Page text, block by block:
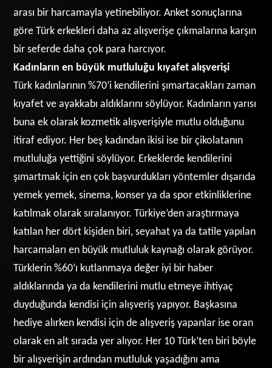
arası bir harcamayla yetinebiliyor. Anket sonuçlarına
göre Türk erkekleri daha az alışverişe çıkmalarına karşın
bir seferde daha çok para harcıyor.
Kadınların en büyük mutluluğu kıyafet alışverişi
Türk kadınlarının %70’i kendilerini şımartacakları zaman
kıyafet ve ayakkabı aldıklarını söylüyor. Kadınların yarısı
buna ek olarak kozmetik alışverişiyle mutlu olduğunu
itiraf ediyor. Her beş kadından ikisi ise bir çikolatanın
mutluluğa yettiğini söylüyor. Erkeklerde kendilerini
şımartmak için en çok başvurdukları yöntemler dışarıda
yemek yemek, sinema, konser ya da spor etkinliklerine
katılmak olarak sıralanıyor. Türkiye’den araştırmaya
katılan her dört kişiden biri, seyahat ya da tatile yapılan
harcamaları en büyük mutluluk kaynağı olarak görüyor.
Türklerin %60’ı kutlanmaya değer iyi bir haber
aldıklarında ya da kendilerini mutlu etmeye ihtiyaç
duyduğunda kendisi için alışveriş yapıyor. Başkasına
hediye alırken kendisi için de alışveriş yapanlar ise oran
olarak en alt sırada yer alıyor. Her 10 Türk’ten biri böyle
bir alışverişin ardından mutluluk yaşadığını ama